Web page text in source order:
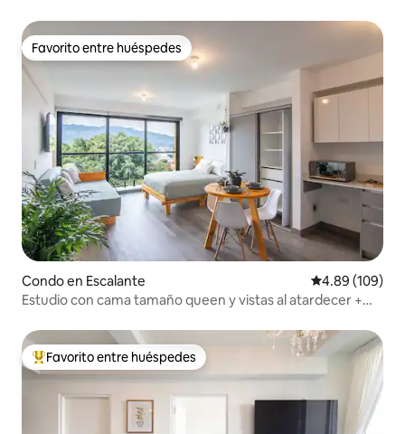
Favorito entre huéspedes
Favorito entre huéspedes
Condo en Escalante Calificación
4.89 (109)
Estudio con cama tamaño queen y vistas al atardecer +
Favorito entre huéspedes preferido
Favorito entre huéspedes